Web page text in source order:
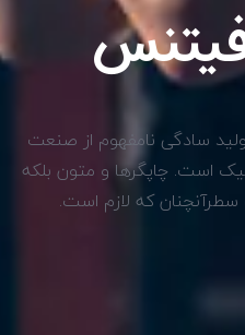
نامفهوم از صنعت
و متون بلکه
که لازم است.